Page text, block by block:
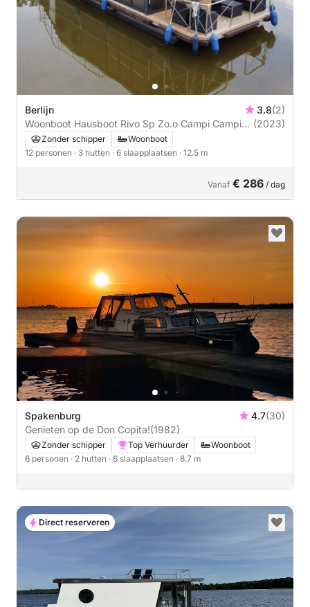
Berlijn 3.8(2)
Woonboot Hausboot Rivo Sp Zo.o Campi Campi
400
(2023)
Zonder schipper
Woonboot
12 personen · 3 hutten · 6 slaapplaatsen · 12.5 m
Vanaf € 286 / dag
Spakenburg 4.7(30)
Genieten op de Don Copita!(1982)
Zonder schipper Top Verhuurder
Woonboot
6 personen · 2 hutten · 6 slaapplaatsen · 8.7 m
Direct reserveren